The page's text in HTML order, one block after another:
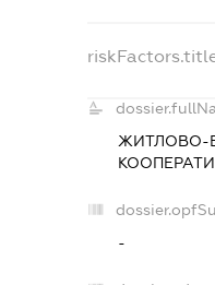
ЖИТЛОВО-
-